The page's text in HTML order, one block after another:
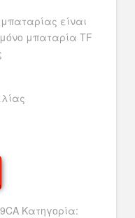
είναι
μπαταρία TF
Κατηγορία: